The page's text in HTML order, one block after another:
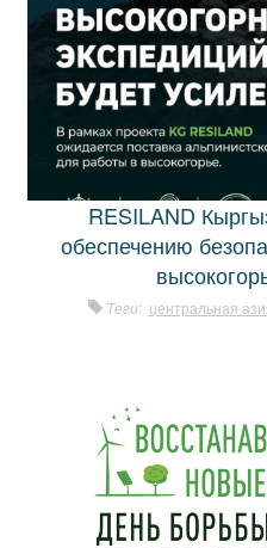
RESILAND
обеспечению
Теги: центральная